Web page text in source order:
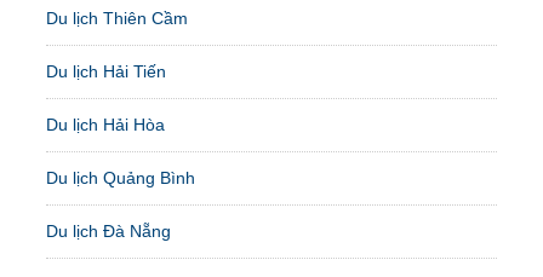
Du lịch Thiên Cầm
Du lịch Hải Tiến
Du lịch Hải Hòa
Du lịch Quảng Bình
Du lịch Đà Nẵng